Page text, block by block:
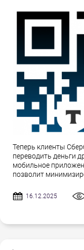
Теперь клиенты
переводить деньги
мобильное
позволит
16.12.2025